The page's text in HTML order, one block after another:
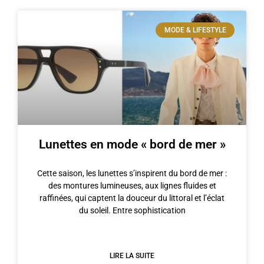
MODE & LIFESTYLE
Lunettes en mode « bord de mer »
Cette saison, les lunettes s’inspirent du bord de mer :
des montures lumineuses, aux lignes fluides et
raffinées, qui captent la douceur du littoral et l’éclat
du soleil. Entre sophistication
LIRE LA SUITE